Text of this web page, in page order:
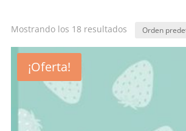
Mostrando los 18 resultados
¡Oferta!